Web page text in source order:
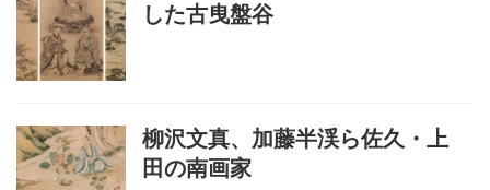
した古曳盤谷
柳沢文真、加藤半渓ら佐久・上
田の南画家